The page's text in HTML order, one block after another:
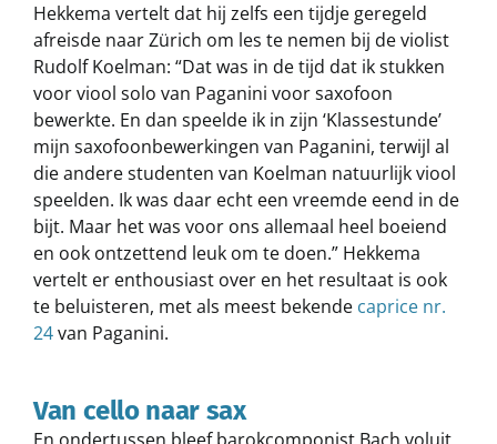
Hekkema vertelt dat hij zelfs een tijdje geregeld
afreisde naar Zürich om les te nemen bij de violist
Rudolf Koelman: “Dat was in de tijd dat ik stukken
voor viool solo van Paganini voor saxofoon
bewerkte. En dan speelde ik in zijn ‘Klassestunde’
mijn saxofoonbewerkingen van Paganini, terwijl al
die andere studenten van Koelman natuurlijk viool
speelden. Ik was daar echt een vreemde eend in de
bijt. Maar het was voor ons allemaal heel boeiend
en ook ontzettend leuk om te doen.” Hekkema
vertelt er enthousiast over en het resultaat is ook
te beluisteren, met als meest bekende caprice nr.
24van Paganini.
Van cello naar sax